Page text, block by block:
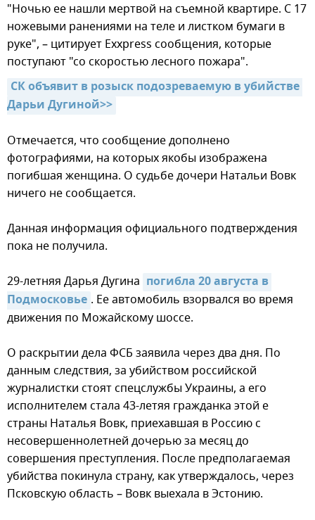
"Ночью ее нашли мертвой на съемной квартире. С 17
ножевыми ранениями на теле и листком бумаги в
руке", – цитирует Exxpress сообщения, которые
поступают "со скоростью лесного пожара".
СК объявит в розыск подозреваемую в убийстве
Дарьи Дугиной>>
Отмечается, что сообщение дополнено
фотографиями, на которых якобы изображена
погибшая женщина. О судьбе дочери Натальи Вовк
ничего не сообщается.
Данная информация официального подтверждения
пока не получила.
29-летняя Дарья Дугина погибла 20 августа в
Подмосковье . Ее автомобиль взорвался во время
движения по Можайскому шоссе.
О раскрытии дела ФСБ заявила через два дня. По
данным следствия, за убийством российской
журналистки стоят спецслужбы Украины, а его
исполнителем стала 43-летяя гражданка этой е
страны Наталья Вовк, приехавшая в Россию с
несовершеннолетней дочерью за месяц до
совершения преступления. После предполагаемая
убийства покинула страну, как утверждалось, через
Псковскую область – Вовк выехала в Эстонию.